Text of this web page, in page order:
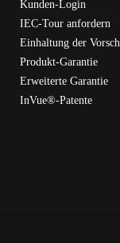
Kunden-Login
IEC-Tour anfordern
Einhaltung der
Produkt-Garantie
Erweiterte Garantie
InVue®-Patente